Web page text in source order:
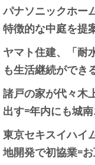
パナソニックホー
特徴的な中庭を提
ヤマト住建、「耐
も生活継続ができ
諸戸の家が代々木
出す=年内にも城
東京セキスイハイ
地開発で初協業=